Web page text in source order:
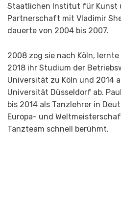
Staatlichen Institut für Kunst
Partnerschaft mit Vladimir
dauerte von 2004 bis 2007.
2008 zog sie nach Köln,
2018 ihr Studium der
Universität zu Köln und 2014
Universität Düsseldorf ab.
bis 2014 als Tanzlehrer in
Europa- und
Tanzteam schnell berühmt.